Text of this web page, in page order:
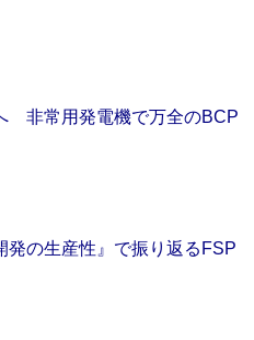
非常用発電機で万全のBCP
発の生産性』で振り返るFSP